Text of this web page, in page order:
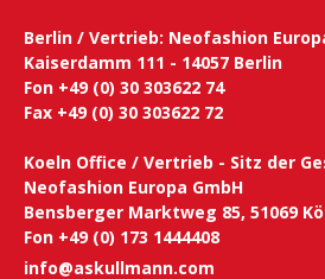
Berlin / Vertrieb: Neofashion
Kaiserdamm 111 - 14057 Berlin
Fon +49 (0) 30 303622 74
Fax +49 (0) 30 303622 72
Koeln Office / Vertrieb - Sitz der
Neofashion Europa GmbH
Bensberger Marktweg 85, 51069
Fon +49 (0) 173 1444408
info@askullmann.com